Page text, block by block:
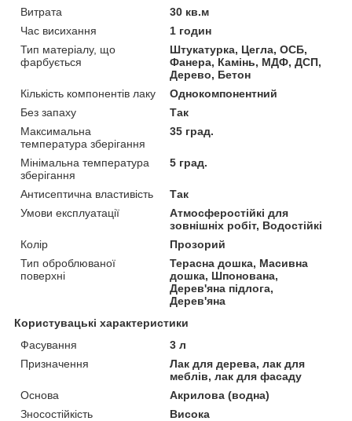
Витрата
30 кв.м
Час висихання
1 годин
Тип матеріалу, що
фарбується
Штукатурка, Цегла, OСБ,
Фанера, Камінь, МДФ, ДСП,
Дерево, Бетон
Кількість компонентів лаку
Однокомпонентний
Без запаху
Так
Максимальна
температура зберігання
35 град.
Мінімальна температура
зберігання
5 град.
Антисептична властивість
Так
Умови експлуатації
Атмосферостійкі для
зовнішніх робіт, Водостійкі
Колір
Прозорий
Тип оброблюваної
поверхні
Терасна дошка, Масивна
дошка, Шпонована,
Дерев'яна підлога,
Дерев'яна
Користувацькі характеристики
Фасування
3 л
Призначення
Лак для дерева, лак для
меблів, лак для фасаду
Основа
Акрилова (водна)
Зносостійкість
Висока